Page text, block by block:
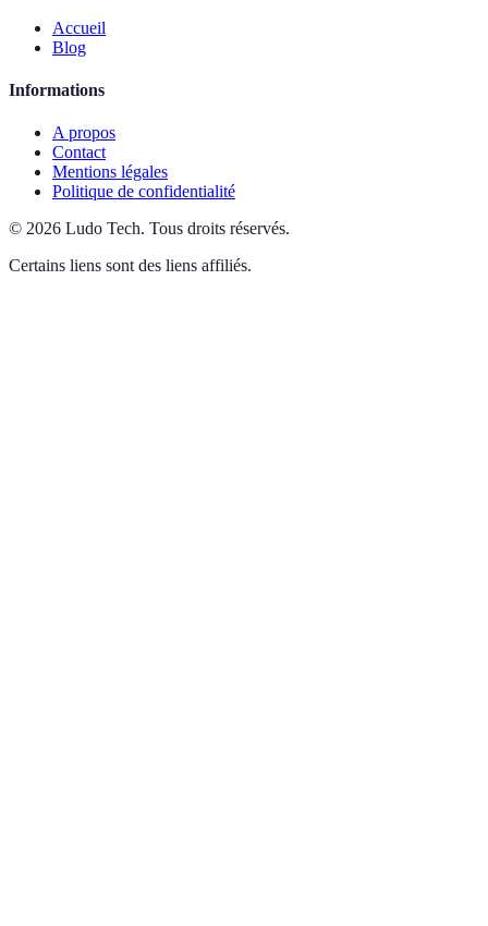
Accueil
Blog
Informations
A propos
Contact
Mentions légales
Politique de confidentialité
© 2026 Ludo Tech. Tous droits réservés.
Certains liens sont des liens affiliés.